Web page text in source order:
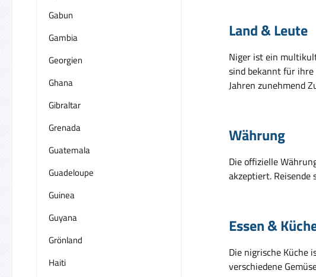
Gabun
Gambia
Georgien
Ghana
Gibraltar
Grenada
Guatemala
Guadeloupe
Guinea
Guyana
Grönland
Haiti
Land & Leute
Niger ist ein
sind bekannt für
Jahren zunehmend
Währung
Die offizielle
akzeptiert. Reisende
Essen &
Die nigrische Küche
verschiedene